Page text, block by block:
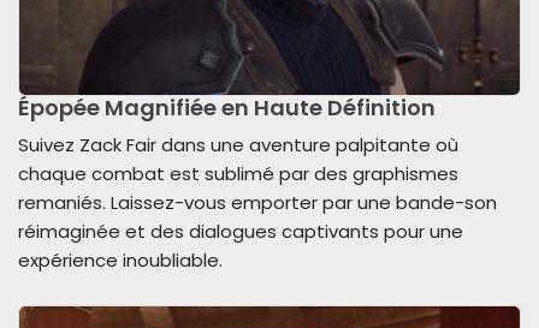
Épopée Magnifiée en Haute Définition
Suivez Zack Fair dans une aventure palpitante où
chaque combat est sublimé par des graphismes
remaniés. Laissez-vous emporter par une bande-son
réimaginée et des dialogues captivants pour une
expérience inoubliable.